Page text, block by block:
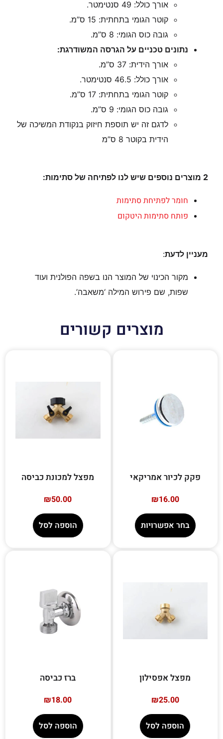
אורך כולל: 49 סנטימטר.
קוטר הגומי בתחתית: 15 ס”מ.
גובה כוס הגומי: 8 ס”מ.
נתונים טכניים על הגרסה המשודרגת:
אורך הידית: 37 ס”מ.
אורך כולל: 46.5 סנטימטר.
קוטר הגומי בתחתית: 17 ס”מ.
גובה כוס הגומי: 9 ס”מ.
לדגם זה יש תוספת חיזוק בנקודת המשיכה של
הידית בקוטר 8 ס”מ
2 מוצרים נוספים שיש לנו לפתיחה של סתימות:
חומר לפתיחת סתימות
פותח סתימות היטקום
מעניין לדעת:
מקור הכינוי של המוצר הנו בשפה הפולנית ועוד
שפות, שם פירוש המילה ‘משאבה’.
מוצרים קשורים
פקק לכיור אמריקאי
₪16.00
בחר אפשרויות
מפצל למכונת כביסה
₪50.00
הוספה לסל
מפצל אפסילון
₪25.00
הוספה לסל
ברז כביסה
₪18.00
הוספה לסל